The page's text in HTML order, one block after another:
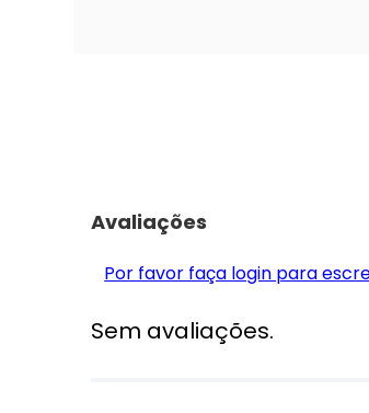
Avaliações
Por favor faça login para
Sem avaliações.